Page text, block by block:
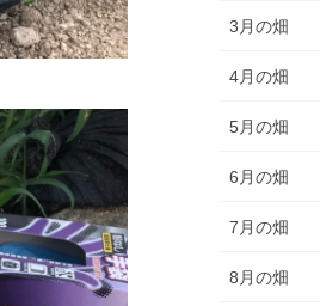
3月の畑
4月の畑
5月の畑
6月の畑
7月の畑
8月の畑